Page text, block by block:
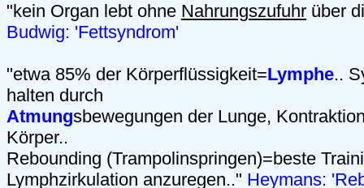
"kein Organ lebt ohne Nahrungszufuhr über
Budwig: 'Fettsyndrom'
"etwa 85% der Körperflüssigkeit=Lymphe..
halten durch
Atmungsbewegungen der Lunge,
Körper..
Rebounding (Trampolinspringen)=beste
Lymphzirkulation anzuregen.." Heymans: